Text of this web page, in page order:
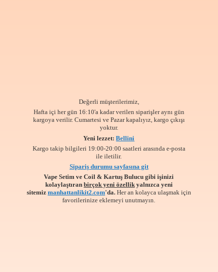
Değerli müşterilerimiz,
Hafta içi her gün 16:10'a kadar verilen siparişler aynı gün
kargoya verilir. Cumartesi ve Pazar kapalıyız, kargo çıkışı
yoktur.
Yeni lezzet:Bellini
Kargo takip bilgileri 19:00-20:00 saatleri arasında e-posta
ile iletilir.
Sipariş durumu sayfasına git
Vape Setim ve Coil & Kartuş Bulucu gibi işinizi
kolaylaştıran birçok yeni özellikyalnızca yeni
sitemiz manhattanlikit2.com'da. Her an kolayca ulaşmak için
favorilerinizeeklemeyi unutmayın.